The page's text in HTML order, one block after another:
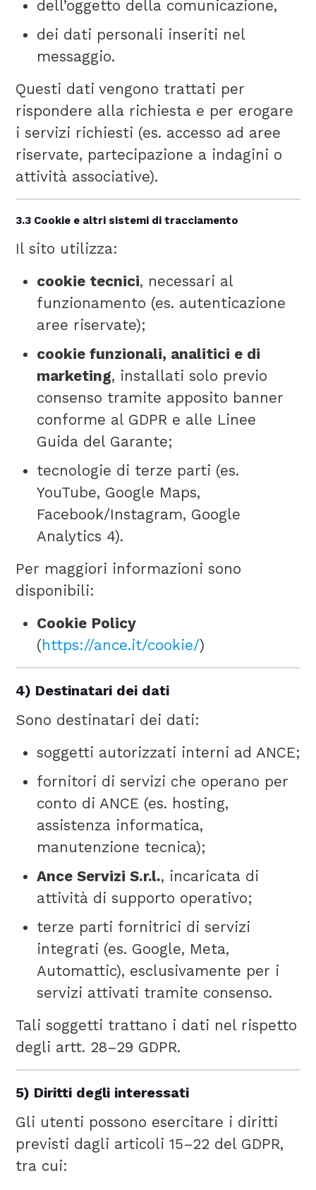
dell’oggetto della comunicazione,
dei dati personali inseriti nel
messaggio.
Questi dati vengono trattati per
rispondere alla richiesta e per erogare
i servizi richiesti (es. accesso ad aree
riservate, partecipazione a indagini o
attività associative).
3.3 Cookie e altri sistemi di tracciamento
Il sito utilizza:
cookie tecnici, necessari al
funzionamento (es. autenticazione
aree riservate);
cookie funzionali, analitici e di
marketing, installati solo previo
consenso tramite apposito banner
conforme al GDPR e alle Linee
Guida del Garante;
tecnologie di terze parti (es.
YouTube, Google Maps,
Facebook/Instagram, Google
Analytics 4).
Per maggiori informazioni sono
disponibili:
Cookie Policy
(https://ance.it/cookie/)
4) Destinatari dei dati
Sono destinatari dei dati:
soggetti autorizzati interni ad ANCE;
fornitori di servizi che operano per
conto di ANCE (es. hosting,
assistenza informatica,
manutenzione tecnica);
Ance Servizi S.r.l., incaricata di
attività di supporto operativo;
terze parti fornitrici di servizi
integrati (es. Google, Meta,
Automattic), esclusivamente per i
servizi attivati tramite consenso.
Tali soggetti trattano i dati nel rispetto
degli artt. 28–29 GDPR.
5) Diritti degli interessati
Gli utenti possono esercitare i diritti
previsti dagli articoli 15–22 del GDPR,
tra cui: